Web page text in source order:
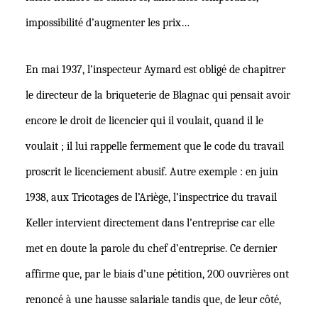
impossibilité d’augmenter les prix…
En mai 1937, l’inspecteur Aymard est obligé de chapitrer
le directeur de la briqueterie de Blagnac qui pensait avoir
encore le droit de licencier qui il voulait, quand il le
voulait ; il lui rappelle fermement que le code du travail
proscrit le licenciement abusif. Autre exemple : en juin
1938, aux Tricotages de l’Ariège, l’inspectrice du travail
Keller intervient directement dans l’entreprise car elle
met en doute la parole du chef d’entreprise. Ce dernier
affirme que, par le biais d’une pétition, 200 ouvrières ont
renoncé à une hausse salariale tandis que, de leur côté,